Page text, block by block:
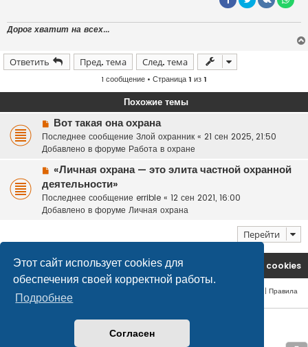
Этот сайт использует cookies для
обеспечения своей корректной работы.
Подробнее
Согласен
Дорог хватит на всех...
Ответить Пред. тема След. тема
1 сообщение • Страница1 из1
Похожие темы
Н
о
в
е
с
о
о
е
н
и
е
Вот такая она охрана
Последнее сообщение Злой охранник « 21 сен 2025, 21:50
Добавлено в форуме Работа в охране
Н
о
о
о
б
щ
е
н
«Личная охрана — это элита частной охранной
деятельности»
Последнее сообщение errible « 12 сен 2021, 16:00
Добавлено в форуме Личная охрана
Перейти
На главную Удалить cookies
| Правила
© safetlaw.ru - охрана и безопасность, 2013-2026